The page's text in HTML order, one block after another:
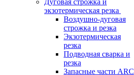
Дуговая строжка и
экзотермическая резка
Воздушно-дуговая
строжка и резка
Экзотермическая
резка
Подводная сварка и
резка
Запасные части ARC